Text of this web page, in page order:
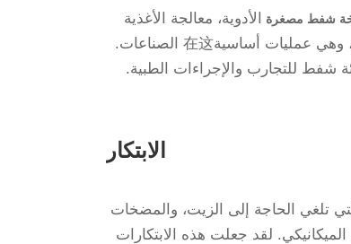
شفط مصغرة
الأدوية، معالجة الأغذية
والإلكترونيات. يمكن استخدامها للتجفيف، التخلص من الغازات والتقطير، وهي عمليات أساسية在这 الصناعات.
للتجارب والإجراءات الطبية.
الابتكار
تلغي الحاجة إلى الزيت، والمضخات
لقد جعلت هذه الابتكارات